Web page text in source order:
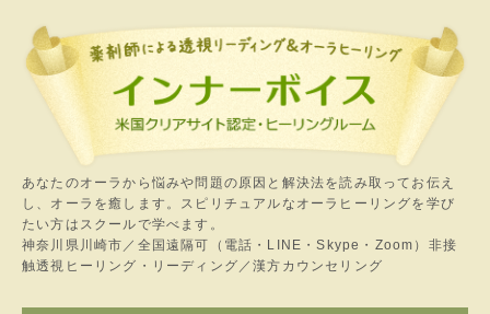
あなたのオーラから悩みや問題の原因と解決法を読み取ってお伝え
し、オーラを癒します。スピリチュアルなオーラヒーリングを学び
たい方はスクールで学べます。
神奈川県川崎市／全国遠隔可（電話・LINE・Skype・Zoom）非接
触透視ヒーリング・リーディング／漢方カウンセリング